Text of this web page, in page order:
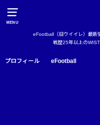
MENU
eFootball（旧ウイイレ）最新
戦歴25年以上の
プロフィール eFootball